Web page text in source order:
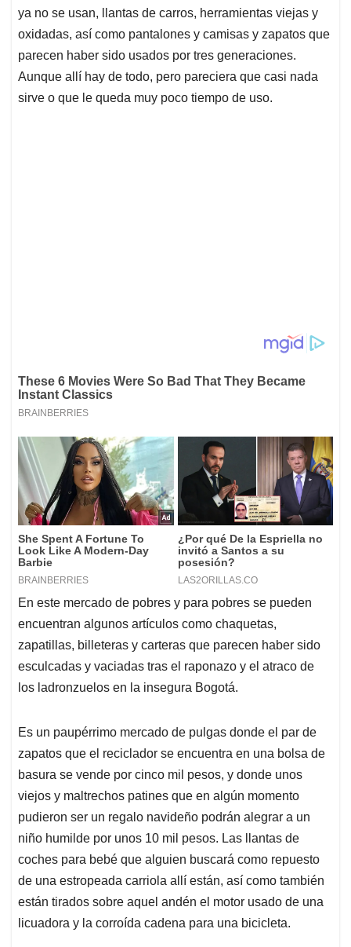
ya no se usan, llantas de carros, herramientas viejas y
oxidadas, así como pantalones y camisas y zapatos que
parecen haber sido usados por tres generaciones.
Aunque allí hay de todo, pero pareciera que casi nada
sirve o que le queda muy poco tiempo de uso.
En este mercado de pobres y para pobres se pueden
encuentran algunos artículos como chaquetas,
zapatillas, billeteras y carteras que parecen haber sido
esculcadas y vaciadas tras el raponazo y el atraco de
los ladronzuelos en la insegura Bogotá.
Es un paupérrimo mercado de pulgas donde el par de
zapatos que el reciclador se encuentra en una bolsa de
basura se vende por cinco mil pesos, y donde unos
viejos y maltrechos patines que en algún momento
pudieron ser un regalo navideño podrán alegrar a un
niño humilde por unos 10 mil pesos. Las llantas de
coches para bebé que alguien buscará como repuesto
de una estropeada carriola allí están, así como también
están tirados sobre aquel andén el motor usado de una
licuadora y la corroída cadena para una bicicleta.